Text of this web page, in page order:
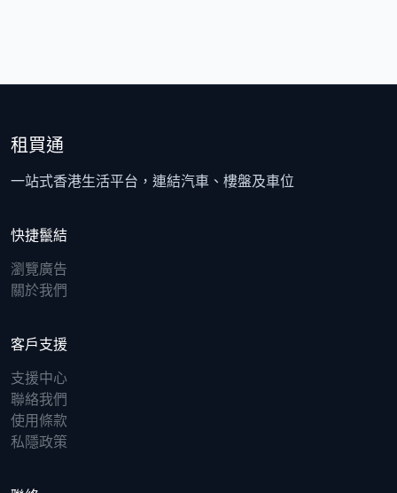
租買通
一站式香港生活平台，連結汽車、樓盤及車位
快捷鬣結
瀏覽廣告
關於我們
客戶支援
支援中心
聯絡我們
使用條款
私隱政策